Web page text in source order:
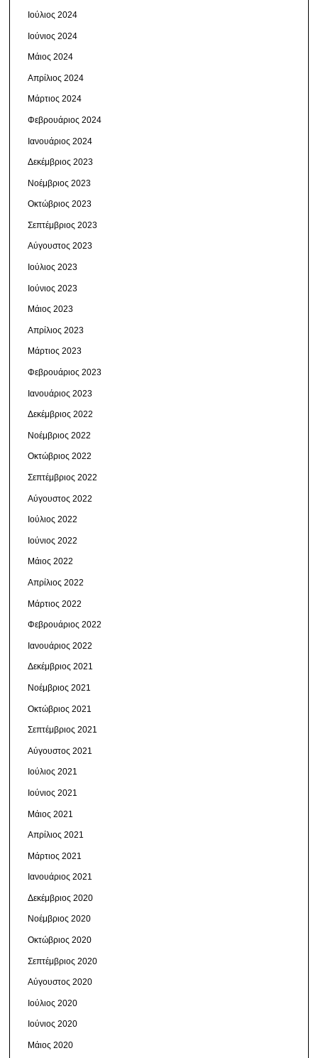
Ιούλιος 2024
Ιούνιος 2024
Μάιος 2024
Απρίλιος 2024
Μάρτιος 2024
Φεβρουάριος 2024
Ιανουάριος 2024
Δεκέμβριος 2023
Νοέμβριος 2023
Οκτώβριος 2023
Σεπτέμβριος 2023
Αύγουστος 2023
Ιούλιος 2023
Ιούνιος 2023
Μάιος 2023
Απρίλιος 2023
Μάρτιος 2023
Φεβρουάριος 2023
Ιανουάριος 2023
Δεκέμβριος 2022
Νοέμβριος 2022
Οκτώβριος 2022
Σεπτέμβριος 2022
Αύγουστος 2022
Ιούλιος 2022
Ιούνιος 2022
Μάιος 2022
Απρίλιος 2022
Μάρτιος 2022
Φεβρουάριος 2022
Ιανουάριος 2022
Δεκέμβριος 2021
Νοέμβριος 2021
Οκτώβριος 2021
Σεπτέμβριος 2021
Αύγουστος 2021
Ιούλιος 2021
Ιούνιος 2021
Μάιος 2021
Απρίλιος 2021
Μάρτιος 2021
Ιανουάριος 2021
Δεκέμβριος 2020
Νοέμβριος 2020
Οκτώβριος 2020
Σεπτέμβριος 2020
Αύγουστος 2020
Ιούλιος 2020
Ιούνιος 2020
Μάιος 2020